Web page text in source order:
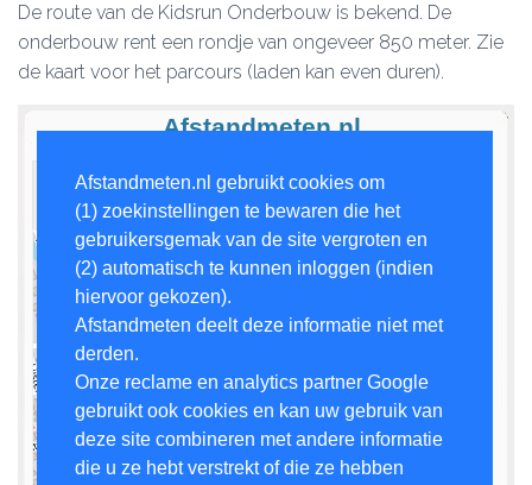
De route van de Kidsrun Onderbouw is bekend. De
onderbouw rent een rondje van ongeveer 850 meter. Zie
de kaart voor het parcours (laden kan even duren).